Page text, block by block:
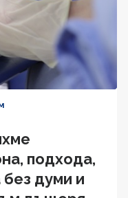
подхода,
без думи и